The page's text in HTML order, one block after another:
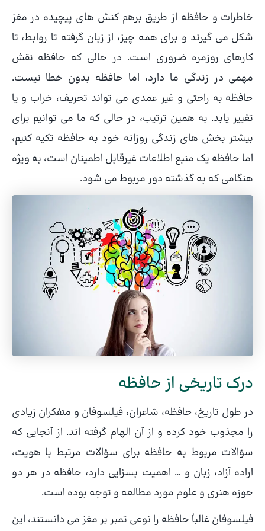
خاطرات و حافظه از طریق برهم کنش های پیچیده در مغز
شکل می گیرند و برای همه چیز، از زبان گرفته تا روابط، تا
کارهای روزمره ضروری است. در حالی که حافظه نقش
مهمی در زندگی ما دارد، اما حافظه بدون خطا نیست.
حافظه به راحتی و غیر عمدی می تواند تحریف، خراب و یا
تغییر یابد. به همین ترتیب، در حالی که ما می توانیم برای
بیشتر بخش های زندگی روزانه خود به حافظه تکیه کنیم،
اما حافظه یک منبع اطلاعات غیرقابل اطمینان است، به ویژه
هنگامی که به گذشته دور مربوط می شود.
درک تاریخی از حافظه
در طول تاریخ، حافظه، شاعران، فیلسوفان و متفکران زیادی
را مجذوب خود کرده و از آن الهام گرفته اند. از آنجایی که
سؤالات مربوط به حافظه برای سؤالات مرتبط با هویت،
اراده آزاد، زبان و … اهمیت بسزایی دارد، حافظه در هر دو
حوزه هنری و علوم مورد مطالعه و توجه بوده است.
فیلسوفان غالباً حافظه را نوعی تمبر بر مغز می دانستند، این